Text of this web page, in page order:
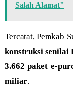
Salah Alamat"
Tercatat, Pemkab
konstruksi senilai
3.662 paket e-
miliar.